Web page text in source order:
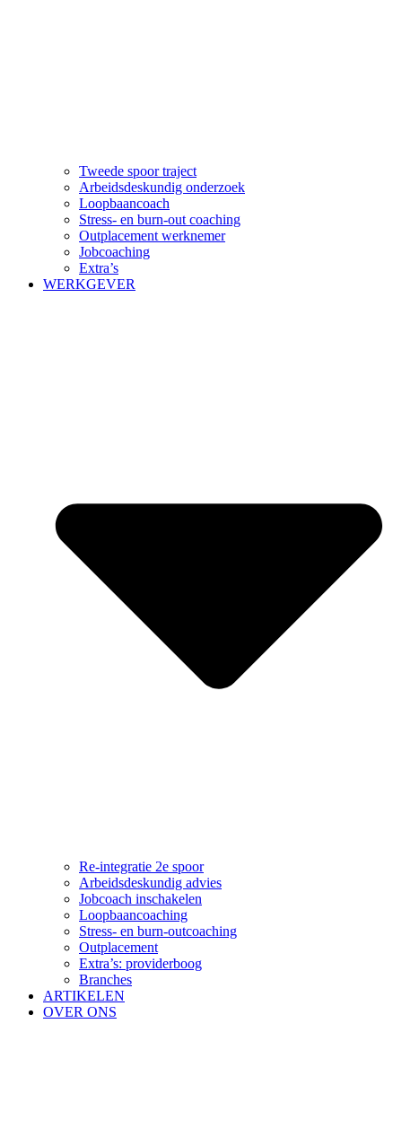
Tweede spoor traject
Arbeidsdeskundig onderzoek
Loopbaancoach
Stress- en burn-out coaching
Outplacement werknemer
Jobcoaching
Extra’s
WERKGEVER
Re-integratie 2e spoor
Arbeidsdeskundig advies
Jobcoach inschakelen
Loopbaancoaching
Stress- en burn-outcoaching
Outplacement
Extra’s: providerboog
Branches
ARTIKELEN
OVER ONS